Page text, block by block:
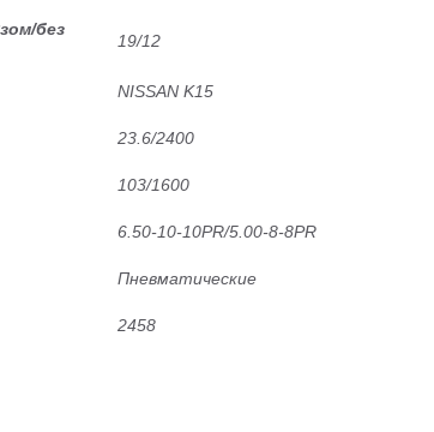
без
19/12
NISSAN K15
23.6/2400
103/1600
6.50-10-10PR/5.00-8-8PR
Пневматические
2458